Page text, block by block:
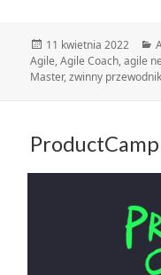
Data
publikacji
11 kwietnia 2022
Agile,Agile Coach,agile
Master,zwinny przewodnik